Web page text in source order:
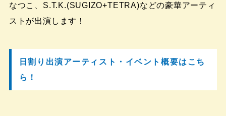
なつこ、S.T.K.(SUGIZO+TETRA)などの豪華アーティ
ストが出演します！
日割り出演アーティスト・イベント概要はこち
ら！